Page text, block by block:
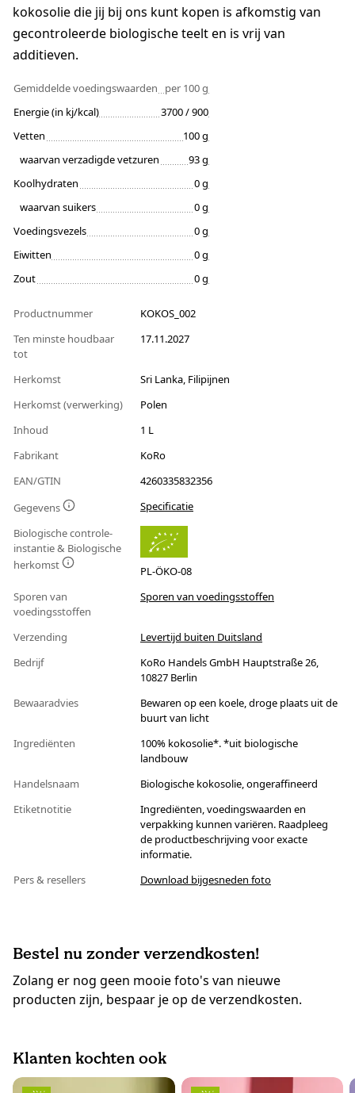
kokosolie die jij bij ons kunt kopen is afkomstig van
gecontroleerde biologische teelt en is vrij van
additieven.
Gemiddelde voedingswaarden
per 100 g
Energie (in kj/kcal)
3700 / 900
Vetten
100 g
waarvan verzadigde vetzuren
93 g
Koolhydraten
0 g
waarvan suikers
0 g
Voedingsvezels
0 g
Eiwitten
0 g
Zout
0 g
Productnummer
KOKOS_002
Ten minste houdbaar
tot
17.11.2027
Herkomst
Sri Lanka, Filipijnen
Herkomst (verwerking)
Polen
Inhoud
1 L
Fabrikant
KoRo
EAN/GTIN
4260335832356
Gegevens
Specificatie
Biologische controle-
instantie & Biologische
herkomst
PL-ÖKO-08
Sporen van
voedingsstoffen
Sporen van voedingsstoffen
Verzending
Levertijd buiten Duitsland
Bedrijf
KoRo Handels GmbH Hauptstraße 26,
10827 Berlin
Bewaaradvies
Bewaren op een koele, droge plaats uit de
buurt van licht
Ingrediënten
100% kokosolie*. *uit biologische
landbouw
Handelsnaam
Biologische kokosolie, ongeraffineerd
Etiketnotitie
Ingrediënten, voedingswaarden en
verpakking kunnen variëren. Raadpleeg
de productbeschrijving voor exacte
informatie.
Pers & resellers
Download bijgesneden foto
Bestel nu zonder verzendkosten!
Zolang er nog geen mooie foto's van nieuwe
producten zijn, bespaar je op de verzendkosten.
Klanten kochten ook